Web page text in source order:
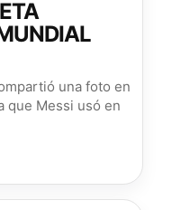
una foto en
que Messi usó en